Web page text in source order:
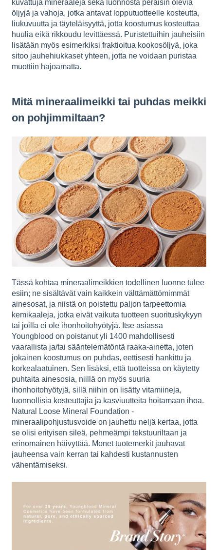
kuvattuja mineraaleja sekä luonnosta peräisin olevia
öljyjä ja vahoja, jotka antavat lopputuotteelle kosteutta,
liukuvuutta ja täyteläisyyttä, jotta koostumus kosteuttaa
huulia eikä rikkoudu levittäessä. Puristettuihin jauheisiin
lisätään myös esimerkiksi fraktioitua kookosöljyä, joka
sitoo jauhehiukkaset yhteen, jotta ne voidaan puristaa
muottiin hajoamatta.
Mitä mineraalimeikki tai puhdas meikki
on pohjimmiltaan?
Tässä kohtaa mineraalimeikkien todellinen luonne tulee
esiin; ne sisältävät vain kaikkein välttämättömimmät
ainesosat, ja niistä on poistettu paljon tarpeettomia
kemikaaleja, jotka eivät vaikuta tuotteen suorituskykyyn
tai joilla ei ole ihonhoitohyötyjä. Itse asiassa
Youngblood on poistanut yli 1400 mahdollisesti
vaarallista ja/tai sääntelemätöntä raaka-ainetta, joten
jokainen koostumus on puhdas, eettisesti hankittu ja
korkealaatuinen. Sen lisäksi, että tuotteissa on käytetty
puhtaita ainesosia, niillä on myös suuria
ihonhoitohyötyjä, sillä niihin on lisätty vitamiineja,
luonnollisia kosteuttajia ja kasviuutteita hoitamaan ihoa.
Natural Loose Mineral Foundation -
mineraalipohjustusvoide on jauhettu neljä kertaa, jotta
se olisi erityisen sileä, pehmeämpi tekstuuriltaan ja
erinomainen häivyttää. Monet tuotemerkit jauhavat
jauheensa vain kerran tai kahdesti kustannusten
vähentämiseksi.